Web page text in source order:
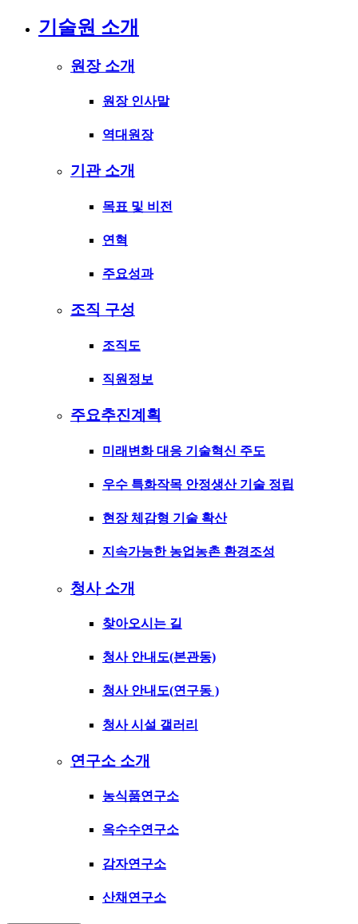
기술원 소개
원장 소개
원장 인사말
역대원장
기관 소개
목표 및 비전
연혁
주요성과
조직 구성
조직도
직원정보
주요추진계획
미래변화 대응 기술혁신 주도
우수 특화작목 안정생산 기술 정립
현장 체감형 기술 확산
지속가능한 농업농촌 환경조성
청사 소개
찾아오시는 길
청사 안내도(본관동)
청사 안내도(연구동 )
청사 시설 갤러리
연구소 소개
농식품연구소
옥수수연구소
감자연구소
산채연구소